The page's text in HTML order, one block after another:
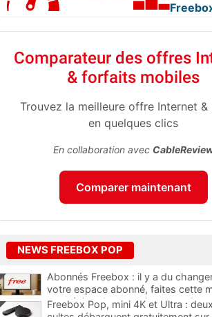
Comparateur des offres
& forfaits mobiles
Trouvez la meilleure offre Internet &
en quelques clics
En collaboration avec
Comparer maintenant
NEWS FREEBOX POP
Abonnés Freebox : il y a du
votre espace abonné, faites cette
pour éviter de mauvaises surprises
Freebox Pop, mini 4K et Ultra :